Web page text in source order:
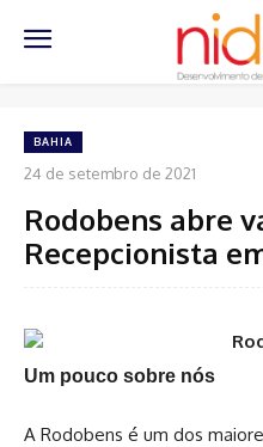
BAHIA
24 de setembro de 2021
Rodobens abre
Recepcionista
Um pouco sobre nós
A Rodobens é um dos